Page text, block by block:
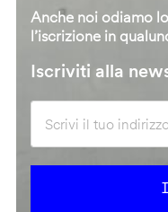
Anche noi odiamo
l’iscrizione in
Iscriviti alla